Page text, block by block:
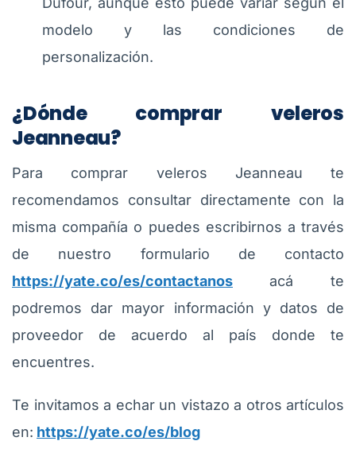
modelo y las condiciones de
personalización.
¿Dónde comprar veleros
Jeanneau?
Para comprar veleros Jeanneau te
recomendamos consultar directamente con la
misma compañía o puedes escribirnos a través
de nuestro formulario de contacto
https://yate.co/es/contactanos
acá te
podremos dar mayor información y datos de
proveedor de acuerdo al país donde te
encuentres.
Te invitamos a echar un vistazo a otros artículos
en: https://yate.co/es/blog